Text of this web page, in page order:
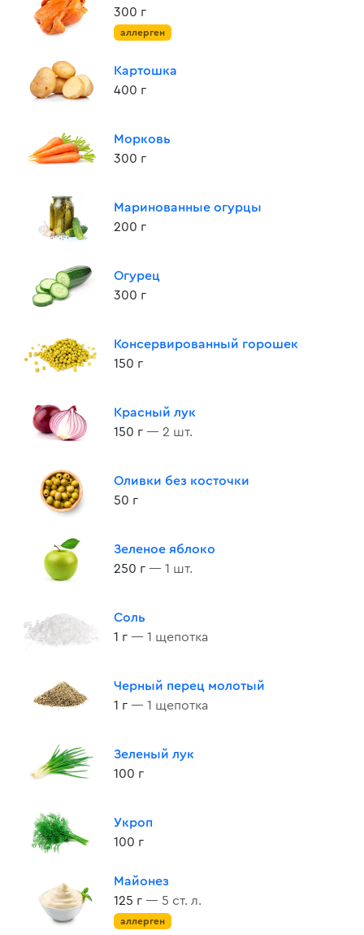
300 г
аллерген
Картошка
400 г
Морковь
300 г
Маринованные огурцы
200 г
Огурец
300 г
Консервированный горошек
150 г
Красный лук
150 г — 2 шт.
Оливки без косточки
50 г
Зеленое яблоко
250 г — 1 шт.
Соль
1 г — 1 щепотка
Черный перец молотый
1 г — 1 щепотка
Зеленый лук
100 г
Укроп
100 г
Майонез
125 г — 5 ст. л.
аллерген